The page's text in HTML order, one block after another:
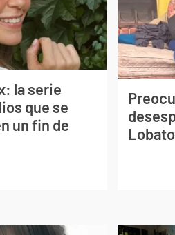
la serie
que se
un fin de
Lobato